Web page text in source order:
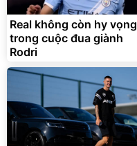
Real không còn hy vọng
trong cuộc đua giành
Rodri